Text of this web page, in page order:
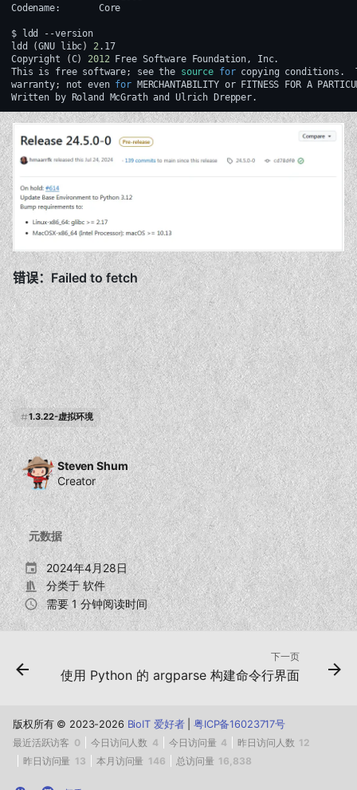
Steven Shum
Creator
元数据
2024年4月28日
分类于软件
需要 1 分钟阅读时间
Codename:
Core
$ ldd
--version
ldd
(GNU libc) 2.17
Copyright
(C) 2012 Free Software Foundation,
Inc.
This is free software; see the source for copying conditions.
warranty; not even for MERCHANTABILITY or FITNESS FOR A
Written
by Roland McGrath and Ulrich
1.3.22-虚拟环境
回到页面顶部
下一页
使用 Python 的 argparse 构建命令行界面
版权所有 © 2023-2026 BioIT 爱好者| 粤ICP备16023717号
最近活跃访客 0 今日访问人数 4 今日访问量 4 昨日访问人数 12
昨日访问量 13 本月访问量 146 总访问量 16,838